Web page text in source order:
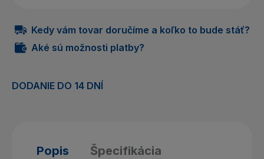
Kedy vám tovar doručíme a koľko to bude stáť?
Aké sú možnosti platby?
DODANIE DO 14 DNÍ
Popis Špecifikácia